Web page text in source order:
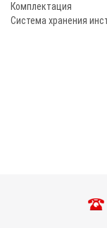
Комплектация
Система хранения